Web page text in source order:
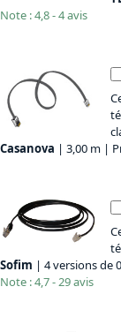
Note : 4,8 - 4 avis
Casanova | 3,00 m |
Sofim | 4 versions de
Note : 4,7 - 29 avis